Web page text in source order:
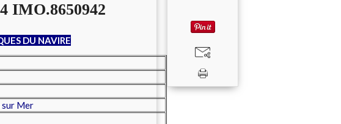
IMO.8650942
DU NAVIRE
sur Mer